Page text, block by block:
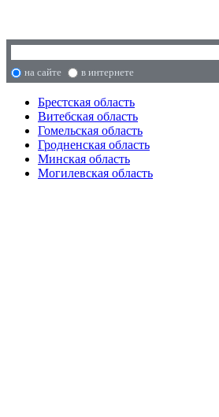
на сайте в интернете
Брестская область
Витебская область
Гомельская область
Гродненская область
Минская область
Могилевская область